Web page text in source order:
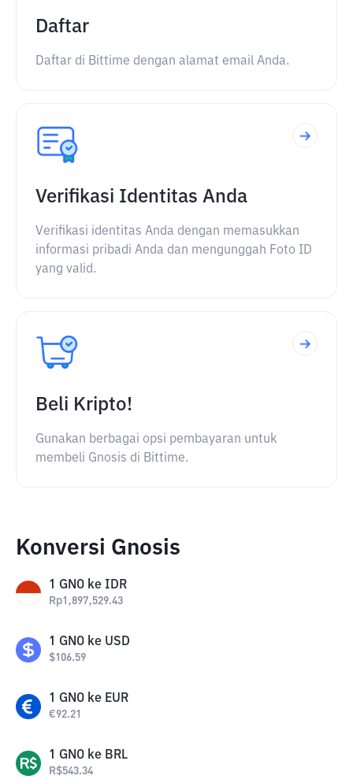
Daftar
Daftar di Bittime dengan alamat email Anda.
Verifikasi Identitas Anda
Verifikasi identitas Anda dengan memasukkan
informasi pribadi Anda dan mengunggah Foto ID
yang valid.
Beli Kripto!
Gunakan berbagai opsi pembayaran untuk
membeli Gnosis di Bittime.
Konversi Gnosis
1 GNO ke IDR
Rp1,897,529.43
1 GNO ke USD
$106.59
1 GNO ke EUR
€92.21
1 GNO ke BRL
R$543.34